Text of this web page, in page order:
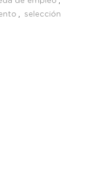
selección